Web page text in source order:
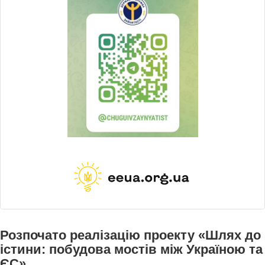
Розпочато реалізацію проекту «Шлях до
істини: побудова мостів між Україною та